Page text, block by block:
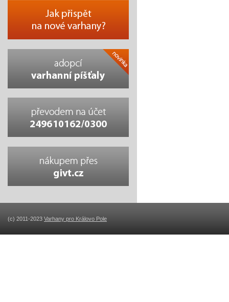
(c) 2011-2023 Varhany pro Královo Pole